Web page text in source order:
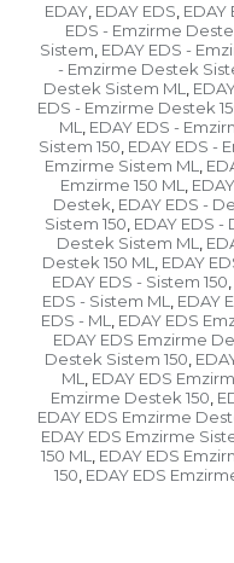
EDAY, EDAY EDS, EDAY
EDS - Emzirme
Sistem, EDAY EDS -
- Emzirme Destek
Destek Sistem ML ,
EDS - Emzirme Destek
ML , EDAY EDS -
Sistem 150, EDAY EDS -
Emzirme Sistem ML ,
Emzirme 150 ML ,
Destek, EDAY EDS -
Sistem 150, EDAY EDS -
Destek Sistem ML ,
Destek 150 ML , EDAY
EDAY EDS - Sistem 150,
EDS - Sistem ML , EDAY
EDS - ML , EDAY EDS
EDAY EDS Emzirme
Destek Sistem 150,
ML , EDAY EDS
Emzirme Destek 150,
EDAY EDS Emzirme
EDAY EDS Emzirme
150 ML , EDAY EDS
150, EDAY EDS